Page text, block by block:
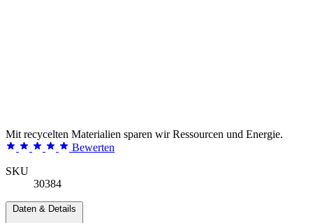
Mit recycelten Materialien sparen wir Ressourcen und Energie.
Bewerten
SKU
30384
Daten & Details